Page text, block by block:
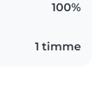
100%
1 timme